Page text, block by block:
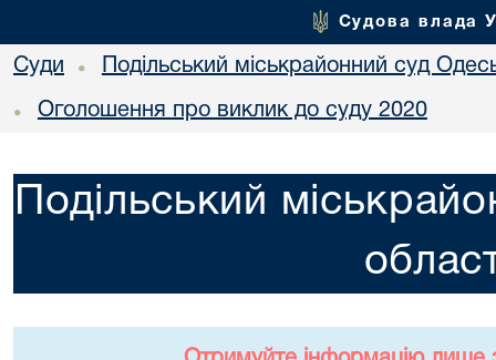
Судова влада
Суди • Подільський міськрайонний суд
• Оголошення про виклик до суду 2020
Подільський